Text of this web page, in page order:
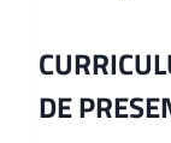
DE